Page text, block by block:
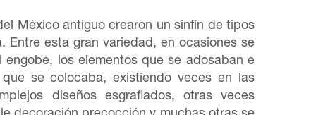
México antiguo crearon un sinfín de tipos
Entre esta gran variedad, en ocasiones se
engobe, los elementos que se adosaban e
se colocaba, existiendo veces en las
diseños esgrafiados, otras veces